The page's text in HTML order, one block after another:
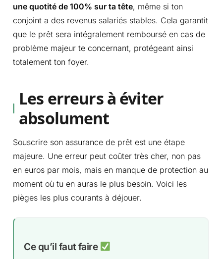
une quotité de 100% sur ta tête, même si ton
conjoint a des revenus salariés stables. Cela garantit
que le prêt sera intégralement remboursé en cas de
problème majeur te concernant, protégeant ainsi
totalement ton foyer.
Les erreurs à éviter
absolument
Souscrire son assurance de prêt est une étape
majeure. Une erreur peut coûter très cher, non pas
en euros par mois, mais en manque de protection au
moment où tu en auras le plus besoin. Voici les
pièges les plus courants à déjouer.
Ce qu’il faut faire